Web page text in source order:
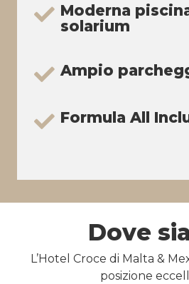
Moderna
solarium
Ampio
Formula All
Dove
L’Hotel Croce di Malta &
posizione